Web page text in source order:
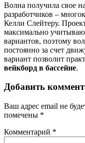
Волна получила свое
разработчиков –
Келли Слейтеру.
максимально
вариантов, поэтому
постоянно за счет
вариант позволит
вейкборд в бассейне.
Добавить
Ваш адрес email не
помечены *
Комментарий *